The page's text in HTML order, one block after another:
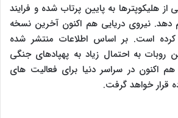
از هلیکوپترها به پایین پرتاب شده و فرایند
دهد. نیروی دریایی هم اکنون آخرین نسخه
کرده است. بر اساس اطلاعات منتشر شده
روبات به احتمال زیاد به پهپادهای جنگی
اکنون در سراسر دنیا برای فعالیت های
قرار خواهد گرفت.